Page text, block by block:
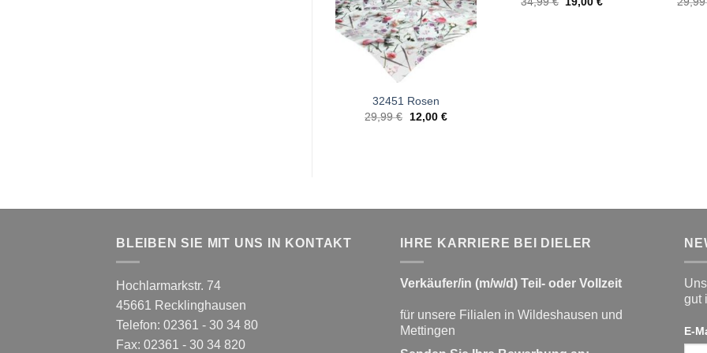
32451 Rosen
29,99€
Ursprünglicher
12,00 €Aktueller
BLEIBEN SIE MIT UNS IN KONTAKT
Hochlarmarkstr. 74
45661 Recklinghausen
Telefon: 02361 - 30 34 80
Fax: 02361 - 30 34 820
IHRE KARRIERE BEI DIELER
Verkäufer/in (m/w/d) Teil- oder Vollzeit
für unsere Filialen in Wildeshausen und
Mettingen
gut
E-